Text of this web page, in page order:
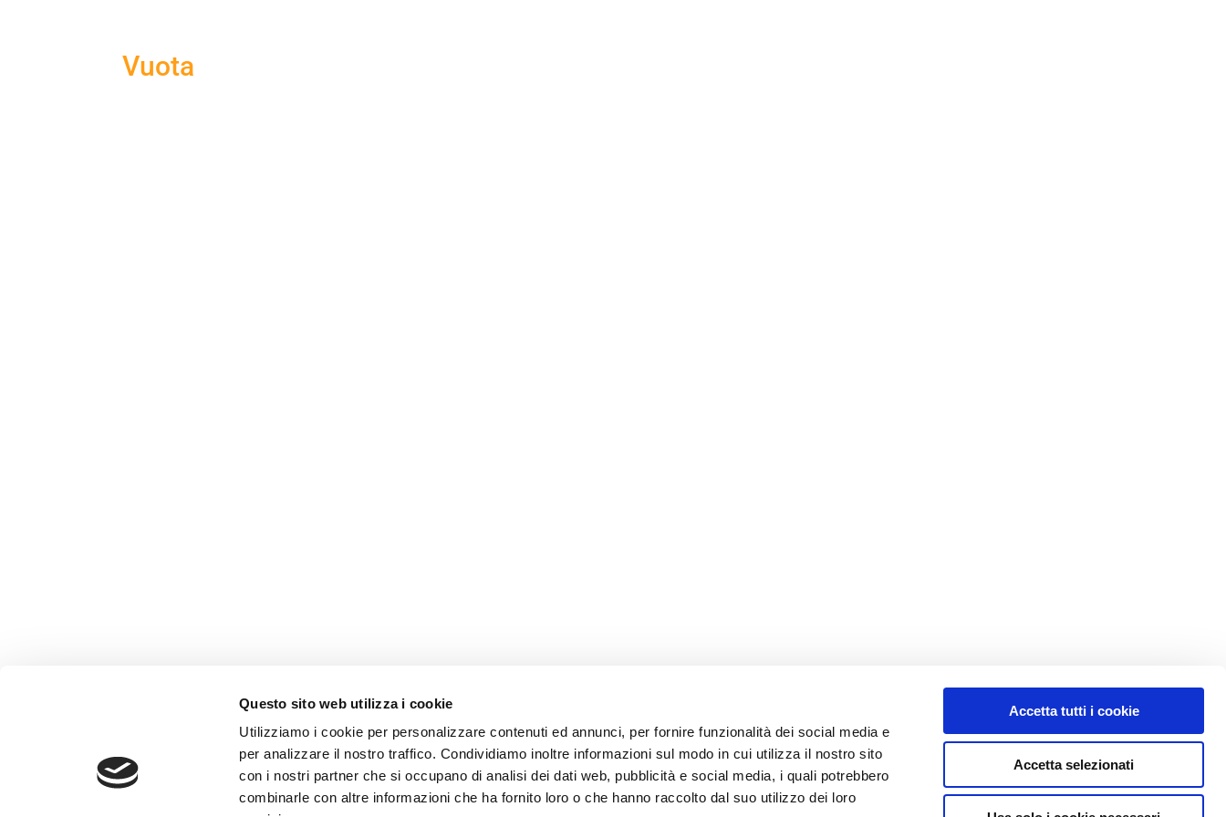
Questo sito web utilizza i cookie
Utilizziamo i cookie per personalizzare contenuti ed annunci, per fornire funzionalità dei social media e
per analizzare il nostro traffico. Condividiamo inoltre informazioni sul modo in cui utilizza il nostro sito
con i nostri partner che si occupano di analisi dei dati web, pubblicità e social media, i quali potrebbero
combinarle con altre informazioni che ha fornito loro o che hanno raccolto dal suo utilizzo dei loro
Accetta tutti i cookie
Accetta selezionati
Vuota